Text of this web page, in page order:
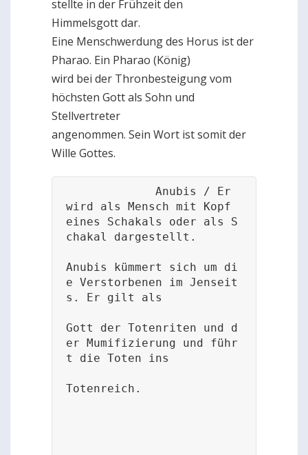
stellte in der Frühzeit den
Himmelsgott dar.
Eine Menschwerdung des Horus ist der
Pharao. Ein Pharao (König)
wird bei der Thronbesteigung vom
höchsten Gott als Sohn und
Stellvertreter
angenommen. Sein Wort ist somit der
Wille Gottes.
wird als Mensch mit Kopf
eines Schakals oder als S
chakal dargestellt.
Anubis kümmert sich um di
e Verstorbenen im Jenseit
s. Er gilt als
Gott der Totenriten und d
er Mumifizierung und führ
t die Toten ins
Totenreich.